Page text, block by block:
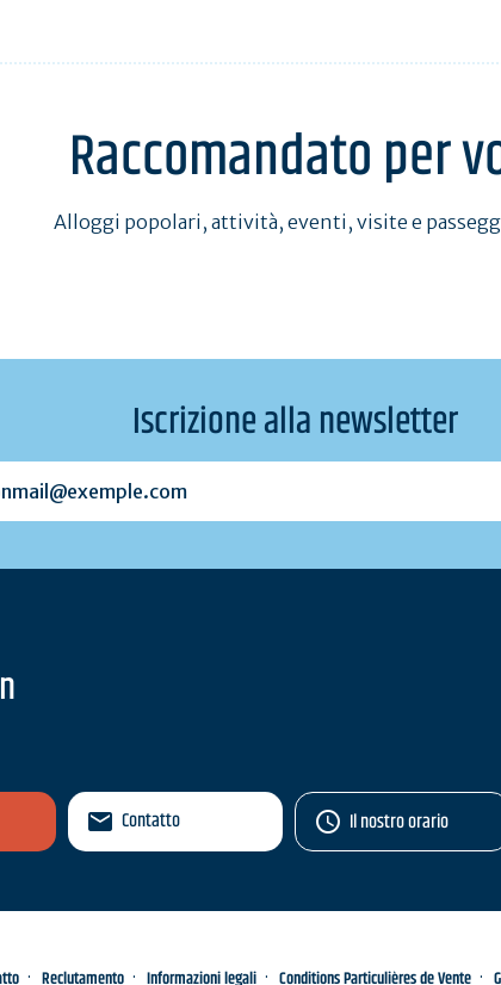
Raccomandato per
Alloggi popolari, attività, eventi, visite e
Iscrizione alla newsletter
Contatto Il nostro orario
Reclutamento Informazioni legali Conditions Particulières de Vente